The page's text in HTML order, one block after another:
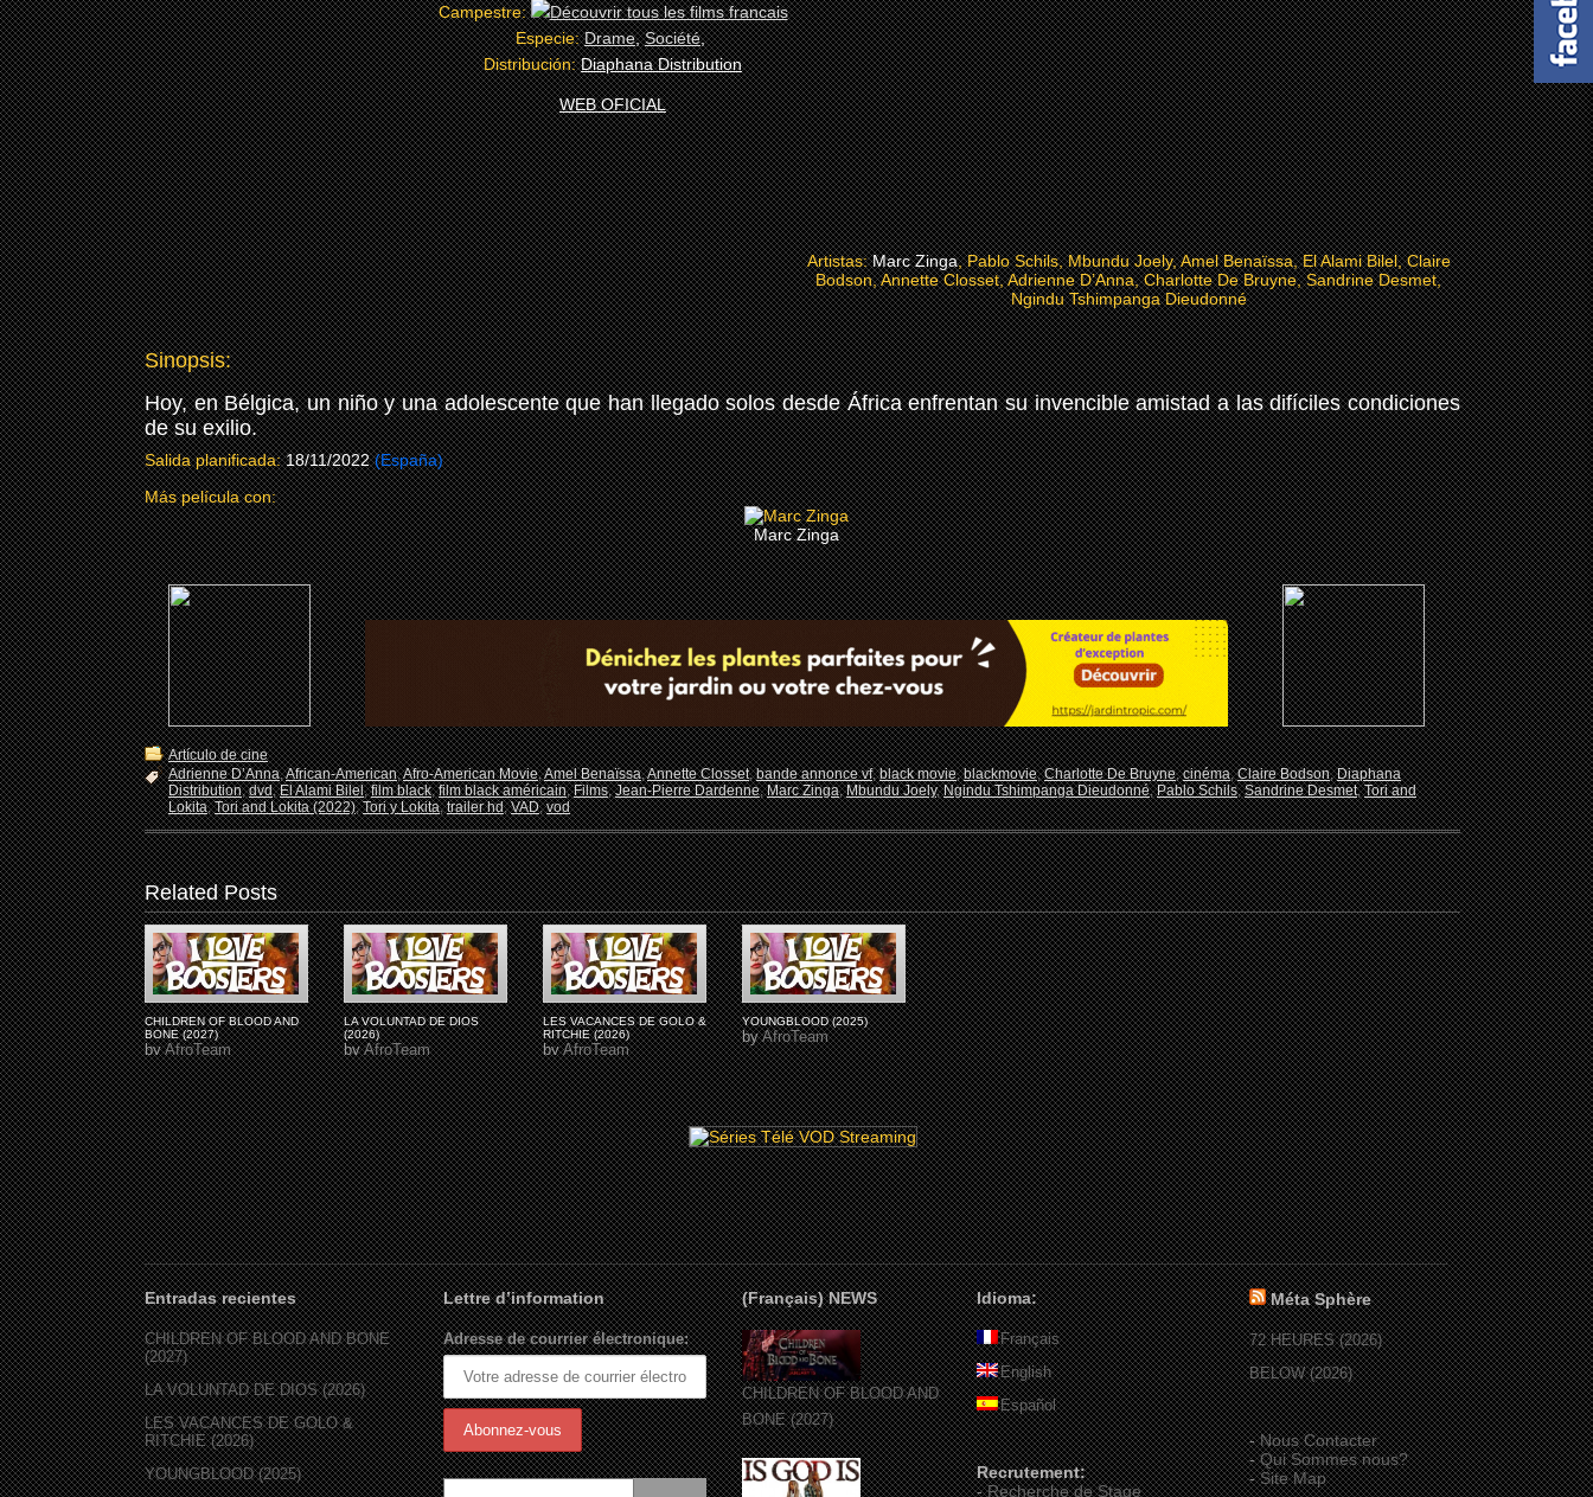
Campestre:
Especie:Drame,Société,
Distribución:Diaphana Distribution
WEB OFICIAL
Artistas:Marc Zinga, Pablo Schils, Mbundu Joely, Amel Benaïssa, El Alami Bilel, Claire
Bodson, Annette Closset, Adrienne D’Anna, Charlotte De Bruyne, Sandrine Desmet,
Ngindu Tshimpanga Dieudonné
Sinopsis:
Hoy, en Bélgica, un niño y una adolescente que han llegado solos desde África enfrentan su invencible amistad a las difíciles condiciones
de su exilio.
Salida planificada:18/11/2022 (España)
Más película con:
Marc Zinga
Artículo de cine
Adrienne D’Anna,African-American,Afro-American Movie,Amel Benaïssa,Annette Closset,bande annonce vf,black movie,blackmovie,Charlotte De Bruyne,cinéma,Claire Bodson,Diaphana
Distribution,dvd,El Alami Bilel,film black,film black américain,Films,Jean-Pierre Dardenne,Marc Zinga,Mbundu Joely,Ngindu Tshimpanga Dieudonné,Pablo Schils,Sandrine Desmet,Tori and
Lokita,Tori and Lokita (2022),Tori y Lokita,trailer hd,VAD,vod
Related Posts
CHILDREN OF BLOOD AND
BONE (2027)
byAfroTeam
LA VOLUNTAD DE DIOS
(2026)
byAfroTeam
LES VACANCES DE GOLO &
RITCHIE (2026)
byAfroTeam
YOUNGBLOOD (2025)
byAfroTeam
Entradas recientes
CHILDREN OF BLOOD AND BONE
(2027)
LA VOLUNTAD DE DIOS (2026)
LES VACANCES DE GOLO &
RITCHIE (2026)
YOUNGBLOOD (2025)
Lettre d’information
Adresse de courrier électronique:
(Français) NEWS
CHILDREN OF BLOOD AND
BONE (2027)
Idioma:
Français
English
Español
Recrutement:
-Recherche de Stage
Méta Sphère
72 HEURES (2026)
BELOW (2026)
-Nous Contacter
-Qui Sommes nous?
-Site Map